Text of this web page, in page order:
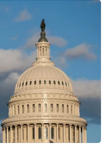
Bến Tre, Hà Nam, Bắc
đến hết ngày 21/2 để